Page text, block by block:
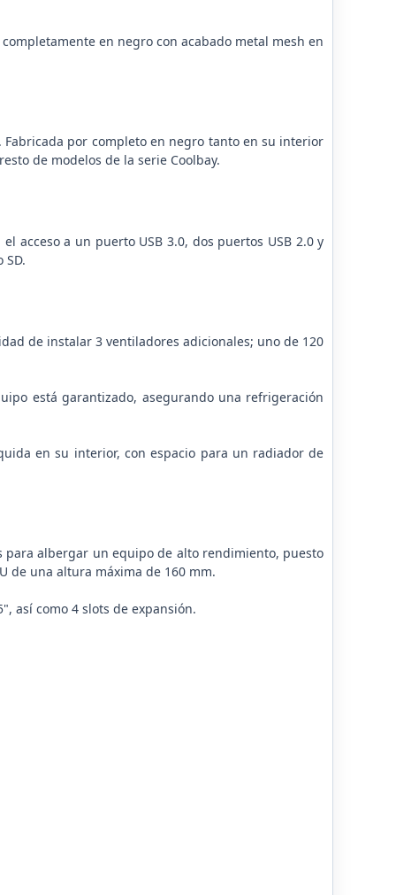
en negro con acabado metal mesh en
Fabricada por completo en negro tanto en su interior
de modelos de la serie Coolbay.
acceso a un puerto USB 3.0, dos puertos USB 2.0 y
de instalar 3 ventiladores adicionales; uno de 120
está garantizado, asegurando una refrigeración
en su interior, con espacio para un radiador de
albergar un equipo de alto rendimiento, puesto
de una altura máxima de 160 mm.
así como 4 slots de expansión.